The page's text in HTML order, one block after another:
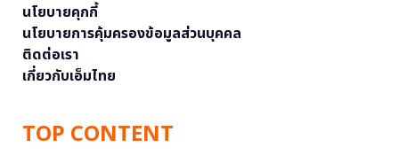
นโยบายคุกกี้
นโยบายการคุ้มครองข้อมูลส่วนบุคคล
ติดต่อเรา
เกี่ยวกับเอ็มไทย
TOP CONTENT